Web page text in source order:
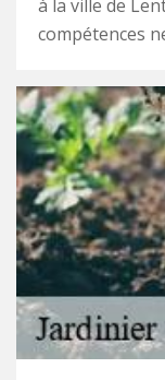
à la ville de
compétences